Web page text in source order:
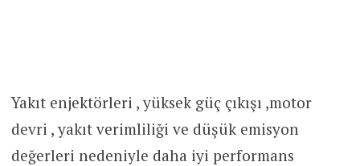
Yakıt enjektörleri , yüksek güç çıkışı ,motor
devri , yakıt verimliliği ve düşük emisyon
değerleri nedeniyle daha iyi performans